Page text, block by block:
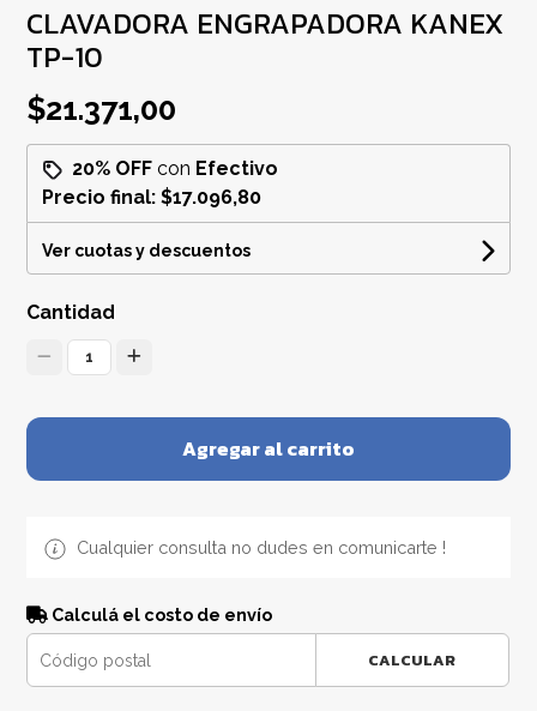
CLAVADORA ENGRAPADORA KANEX
TP-10
$21.371,00
20% OFF con Efectivo
Precio final:$17.096,80
Ver cuotas y descuentos
Cantidad
1
Agregar al carrito
Cualquier consulta no dudes en comunicarte !
Calculá el costo de envío
CALCULAR